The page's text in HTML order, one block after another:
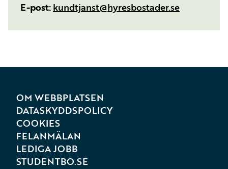
E-post kundtjanst@hyresbostader.se
OM WEBBPLATSEN
DATASKYDDSPOLICY
COOKIES
FELANMÄLAN
LEDIGA JOBB
STUDENTBO.SE